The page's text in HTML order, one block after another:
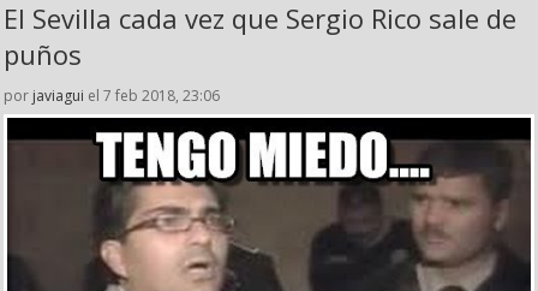
El Sevilla cada vez que Sergio Rico sale de
puños
por javiagui el 7 feb 2018, 23:06